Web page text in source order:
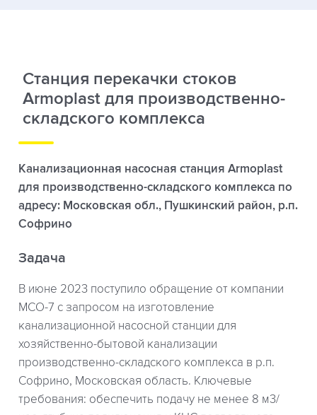
Станция перекачки стоков
Armoplast для производственно-
складского комплекса
Канализационная насосная станция Armoplast
для производственно-складского комплекса по
адресу: Московская обл., Пушкинский район, р.п.
Софрино
Задача
В июне 2023 поступило обращение от компании
МСО-7 с запросом на изготовление
канализационной насосной станции для
хозяйственно-бытовой канализации
производственно-складского комплекса в р.п.
Софрино, Московская область. Ключевые
требования: обеспечить подачу не менее 8 м3/